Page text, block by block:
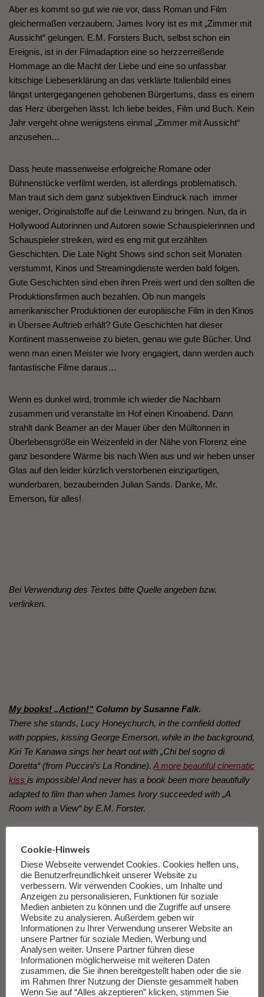
Aber es kommt so gut wie nie vor, dass Roman und Film
gleichermaßen verzaubern. James Ivory ist es mit „Zimmer mit
Aussicht“ gelungen. E.M. Forsters Buch, selbst schon ein
Ereignis, ist in der Filmadaption eine so herzzerreißende
Hommage an die Macht der Liebe und eine so unfassbar
kitschige Liebeserklärung an das verklärte Italienbild eines
längst untergegangenen gehobenen Bürgertums, dass es einem
das Herz übergehen lässt. Ich liebe beides, Film und Buch. Kein
Jahr vergeht ohne wenigstens einmal „Zimmer mit Aussicht“
anzusehen…
Dass heute massenweise erfolgreiche Romane oder
Bühnenstücke verfilmt werden, ist allerdings problematisch.
Man traut sich dem ganz subjektiven Eindruck nach immer
weniger, Originalstoffe auf die Leinwand zu bringen. Nun, da in
Hollywood Autorinnen und Autoren sowie Schauspielerinnen und
Schauspieler streiken, wird es eng mit gut erzählten
Geschichten. Die Late Night Shows sind schon seit Monaten
verstummt, Kinos und Streamingdienste werden bald folgen.
Gute Geschichten sind eben ihren Preis wert und den sollten die
Produktionsfirmen auch bezahlen. Ob nun mangels
amerikanischer Produktionen der europäische Film in den Kinos
in Übersee Auftrieb erhält? Gute Geschichten hat dieser
Kontinent massenweise zu bieten, genau wie gute Bücher. Und
wenn man einen Meister wie Ivory engagiert, dann werden auch
fantastische Filme daraus…
Wenn es dunkel wird, trommle ich wieder die Nachbarn
zusammen und veranstalte im Hof einen Kinoabend. Dann
strahlt dank Beamer an der Mauer über den Mülltonnen in
Überlebensgröße ein Weizenfeld in der Nähe von Florenz eine
ganz besondere Wärme bis nach Wien aus und wir heben unser
Glas auf den leider kürzlich verstorbenen einzigartigen,
wunderbaren, bezaubernden Julian Sands. Danke, Mr.
Emerson, für alles!
Bei Verwendung des Textes bitte Quelle angeben bzw.
verlinken.
My books! „Action!“ Column by Susanne Falk.
There she stands, Lucy Honeychurch, in the cornfield dotted
with poppies, kissing George Emerson, while in the background,
Kiri Te Kanawa sings her heart out with „Chi bel sogno di
Doretta“ (from Puccini’s La Rondine). A more beautiful cinematic
kiss is impossible! And never has a book been more beautifully
adapted to film than when James Ivory succeeded with „A
Room with a View“ by E.M. Forster.
tears of shame to my eyes. „The NeverEnding Story“ is one
such case: how I loved the book and how passionately I
detested its film adaptation, including the ultra-annoying hit
single „Never Ending Story“ by Limahl. (Three notes are
enough, and I exit the room… Suzie-Poo signing out!) By the
way, Michael Ende found the adaptation terrible as well, and
rightly so! And then there are the rarer cinematic events where
the film surpasses the literary source, like „Casablanca,“ one of
my absolute favorite films, based on the moderately successful
play „Everybody Comes to Rick’s.“
Cookie-Hinweis
Diese Webseite verwendet Cookies. Cookies helfen uns,
die Benutzerfreundlichkeit unserer Website zu
verbessern. Wir verwenden Cookies, um Inhalte und
Anzeigen zu personalisieren, Funktionen für soziale
Medien anbieten zu können und die Zugriffe auf unsere
Website zu analysieren. Außerdem geben wir
Informationen zu Ihrer Verwendung unserer Website an
unsere Partner für soziale Medien, Werbung und
Analysen weiter. Unsere Partner führen diese
Informationen möglicherweise mit weiteren Daten
zusammen, die Sie ihnen bereitgestellt haben oder die sie
im Rahmen Ihrer Nutzung der Dienste gesammelt haben
Wenn Sie auf “Alles akzeptieren” klicken, stimmen Sie